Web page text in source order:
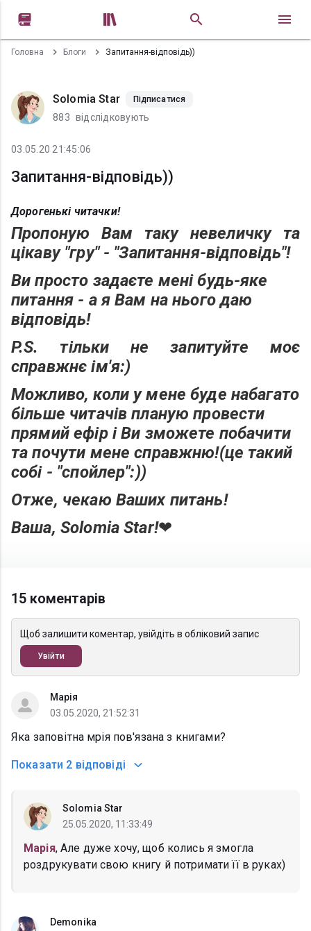
 
Головна Блоги Запитання-відповідь))
Solomia Star Підписатися
883 відслідковують
03.05.20 21:45:06
Запитання-відповідь))
Дорогенькі читачки!
Пропоную Вам таку невеличку та
цікаву "гру" - "Запитання-відповідь"!
Ви просто задаєте мені будь-яке
питання - а я Вам на нього даю
відповідь!
P.S. тільки не запитуйте моє
справжнє ім'я:)
Можливо, коли у мене буде набагато
більше читачів планую провести
прямий ефір і Ви зможете побачити
та почути мене справжню!(це такий
собі - "спойлер":))
Отже, чекаю Ваших питань!
Ваша, Solomia Star!❤
15 коментарів
Щоб залишити коментар, увійдіть в обліковий запис
Увійти
Марія
03.05.2020, 21:52:31
Яка заповітна мрія пов'язана з книгами?
Показати 2 відповіді
Solomia Star
25.05.2020, 11:33:49
Марія, Але дуже хочу, щоб колись я змогла
роздрукувати свою книгу й потримати її в руках)
Demonika